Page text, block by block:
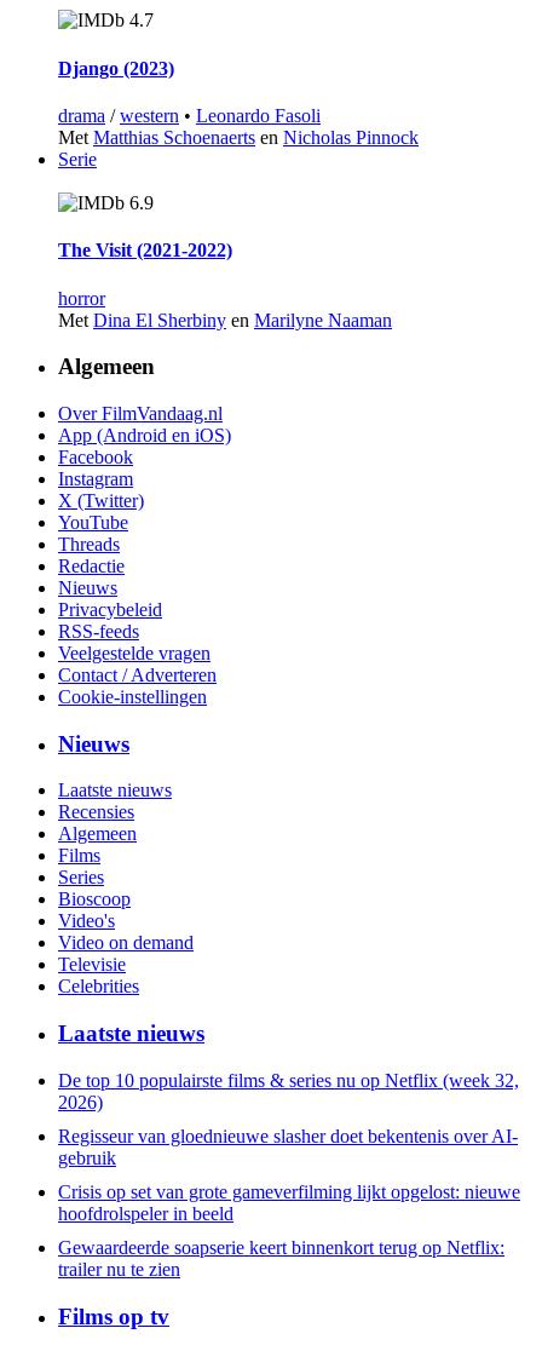
4.7
Django (2023)
drama /western • Leonardo Fasoli
Met Matthias Schoenaerts en Nicholas Pinnock
Serie
6.9
The Visit (2021‑2022)
horror
Met Dina El Sherbiny en Marilyne Naaman
Algemeen
Over FilmVandaag.nl
App (Android en iOS)
Facebook
Instagram
X (Twitter)
YouTube
Threads
Redactie
Nieuws
Privacybeleid
RSS-feeds
Veelgestelde vragen
Contact / Adverteren
Cookie-instellingen
Nieuws
Laatste nieuws
Recensies
Algemeen
Films
Series
Bioscoop
Video's
Video on demand
Televisie
Celebrities
Laatste nieuws
De top 10 populairste films & series nu op Netflix (week 32,
2026)
Regisseur van gloednieuwe slasher doet bekentenis over AI-
gebruik
Crisis op set van grote gameverfilming lijkt opgelost: nieuwe
hoofdrolspeler in beeld
Gewaardeerde soapserie keert binnenkort terug op Netflix:
trailer nu te zien
Films op tv